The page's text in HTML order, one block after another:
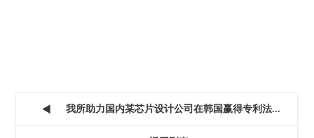
 我所助力国内某芯片设计公司在韩国赢得专利法...